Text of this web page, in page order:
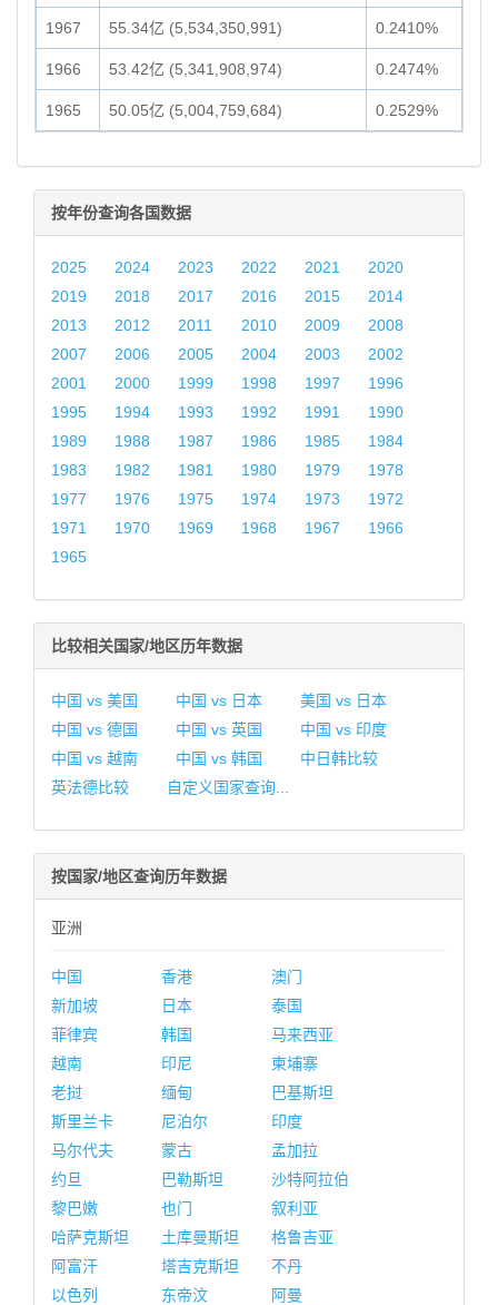
1967 55.34亿 (5,534,350,991) 0.2410%
1966 53.42亿 (5,341,908,974) 0.2474%
1965 50.05亿 (5,004,759,684) 0.2529%
按年份查询各国数据
2025 2024 2023 2022 2021
2020
2019
2018 2017 2016 2015
2014
2013
2012 2011 2010 2009
2008
2007
2006 2005 2004 2003
2002
2001
2000 1999 1998 1997
1996
1995
1994 1993 1992 1991
1990
1989
1988 1987 1986 1985
1984
1983
1982 1981 1980 1979
1978
1977
1976 1975 1974 1973
1972
1971
1970 1969 1968 1967
1966
1965
比较相关国家/地区历年数据
中国 vs 美国 中国 vs 日本
美国 vs 日本
中国 vs 德国
中国 vs 英国
中国 vs 印度
中国 vs 越南
中国 vs 韩国
中日韩比较
英法德比较
自定义国家查询...
按国家/地区查询历年数据
亚洲
中国 香港
澳门
新加坡
日本
泰国
菲律宾
韩国
马来西亚
越南
印尼
柬埔寨
老挝
缅甸
巴基斯坦
斯里兰卡
尼泊尔
印度
马尔代夫
蒙古
孟加拉
约旦
巴勒斯坦
沙特阿拉伯
黎巴嫩
也门
叙利亚
哈萨克斯坦
土库曼斯坦
格鲁吉亚
阿富汗
塔吉克斯坦
不丹
以色列
东帝汶
阿曼